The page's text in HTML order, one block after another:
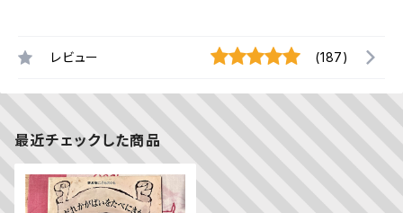
レビュー (187)
最近チェックした商品